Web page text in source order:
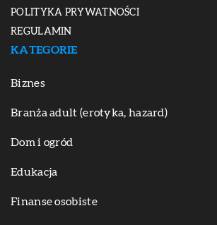
POLITYKA PRYWATNOŚCI
REGULAMIN
KATEGORIE
Biznes
Branża adult (erotyka, hazard)
Dom i ogród
Edukacja
Finanse osobiste